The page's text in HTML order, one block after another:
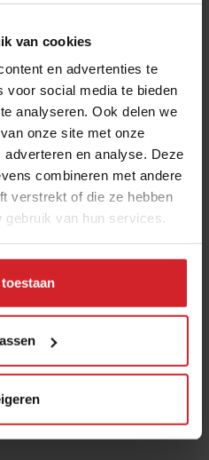
van cookies
en advertenties te
voor social media te bieden
analyseren. Ook delen we
onze site met onze
en analyse. Deze
combineren met andere
verstrekt of die ze hebben
van hun services.
(Wessels
(Food Inspiration), Iris
Paul Sprakel
Demian van der Reijden
door de jury
van het jaar, destijds